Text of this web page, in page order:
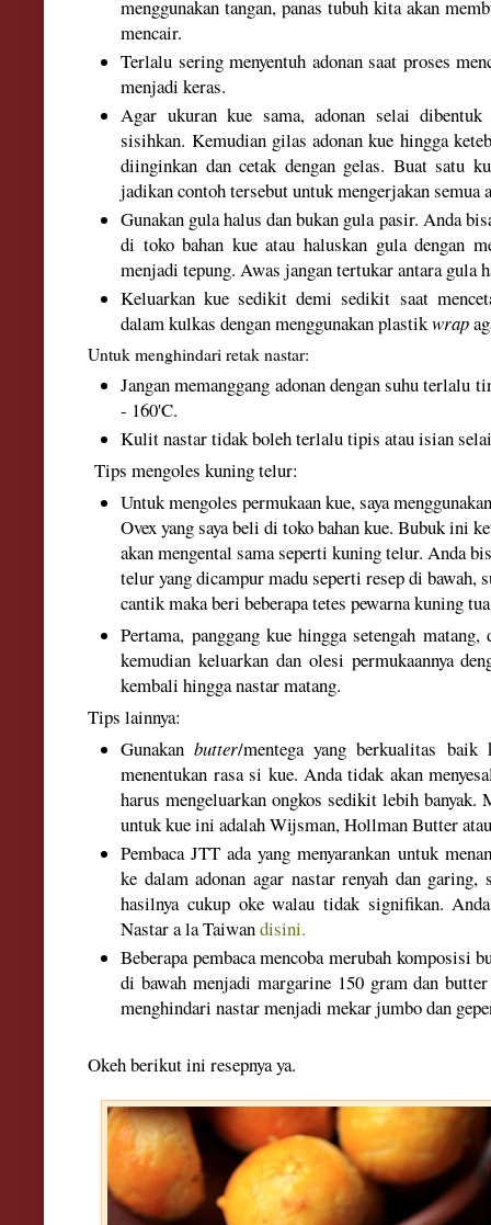
menggunakan tangan, panas tubuh kita akan
mencair.
Terlalu sering menyentuh adonan saat proses
menjadi keras.
Agar ukuran kue sama, adonan selai
sisihkan. Kemudian gilas adonan kue hingga
diinginkan dan cetak dengan gelas. Buat satu
jadikan contoh tersebut untuk mengerjakan semua
Gunakan gula halus dan bukan gula pasir. Anda
di toko bahan kue atau haluskan gula dengan
menjadi tepung. Awas jangan tertukar antara gula
Keluarkan kue sedikit demi sedikit saat
dalam kulkas dengan menggunakan plastikwrap
Untuk menghindari retak nastar:
Jangan memanggang adonan dengan suhu terlalu
- 160'C.
Kulit nastar tidak boleh terlalu tipis atau isian
Tips mengoles kuning telur:
Untuk mengoles permukaan kue, saya
Ovex yang saya beli di toko bahan kue. Bubuk ini
akan mengental sama seperti kuning telur. Anda
telur yang dicampur madu seperti resep di bawah,
cantik maka beri beberapa tetes pewarna kuning
Pertama, panggang kue hingga setengah
kemudian keluarkan dan olesi permukaannya
kembali hingga nastar matang.
Tips lainnya:
Gunakanbutter/mentega yang berkualitas baik
menentukan rasa si kue. Anda tidak akan
harus mengeluarkan ongkos sedikit lebih banyak.
untuk kue ini adalah Wijsman, Hollman Butter
Pembaca JTT ada yang menyarankan untuk
ke dalam adonan agar nastar renyah dan garing,
hasilnya cukup oke walau tidak signifikan.
Nastar a la Taiwandisini.
Beberapa pembaca mencoba merubah komposisi
di bawah menjadi margarine 150 gram dan
menghindari nastar menjadi mekar jumbo dan
Okeh berikut ini resepnya ya.